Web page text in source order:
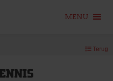
MENU
Terug